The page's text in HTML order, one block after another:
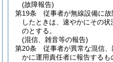
(故障報告)
第19条
従事者が無線設備に
したときは、速やかにその
のとする。
(混信、雑音等の報告)
第20条
従事者が異常な混信
かに運用責任者に報告するも